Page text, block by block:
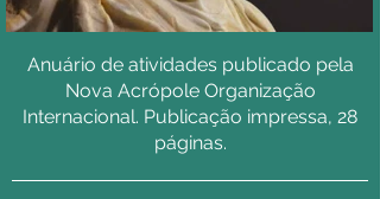
Anuário de atividades publicado pela
Nova Acrópole Organização
Internacional. Publicação impressa, 28
páginas.